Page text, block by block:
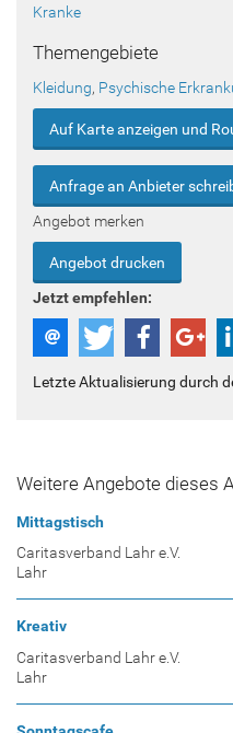
Kranke
Themengebiete
Kleidung, Psychische
Auf Karte anzeigen und
Anfrage an Anbieter
Angebot merken
Angebot drucken
Jetzt empfehlen:
Letzte Aktualisierung durch
Weitere Angebote dieses
Mittagstisch
Caritasverband Lahr e.V.
Lahr
Kreativ
Caritasverband Lahr e.V.
Lahr